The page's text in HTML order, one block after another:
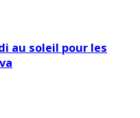
au soleil pour les